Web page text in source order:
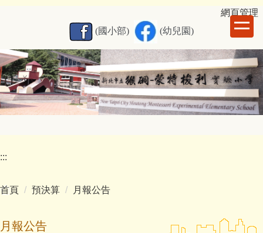
要
內
容
區
網頁管理
(國小部)
(幼兒園)
:::
首頁 預決算 月報公告
月報公告